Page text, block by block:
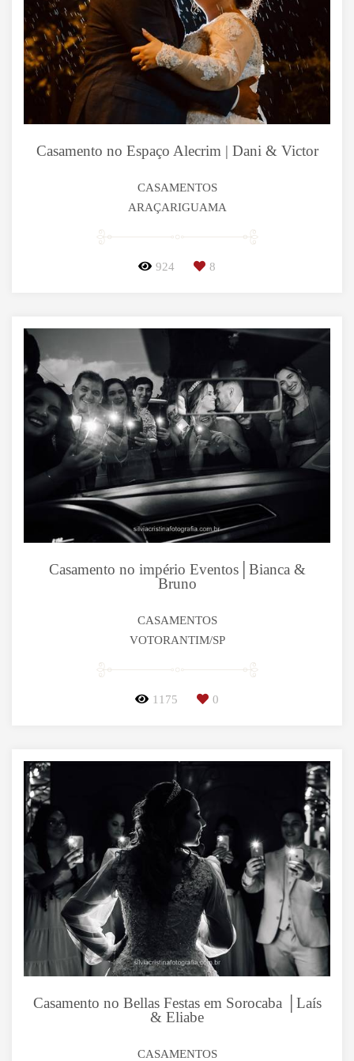
Casamento no Espaço Alecrim | Dani & Victor
CASAMENTOS
ARAÇARIGUAMA
924 8
Casamento no império Eventos│Bianca &
Bruno
CASAMENTOS
VOTORANTIM/SP
1175 0
Casamento no Bellas Festas em Sorocaba │Laís
& Eliabe
CASAMENTOS